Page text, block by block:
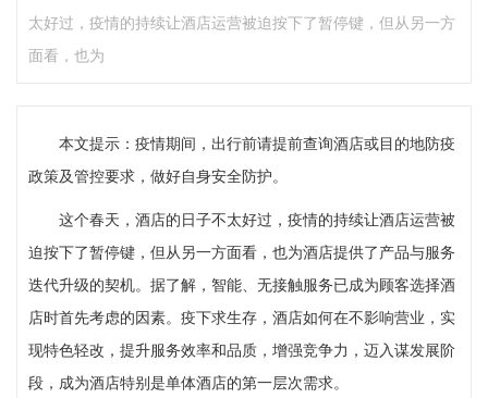
太好过，疫情的持续让酒店运营被迫按下了暂停键，但从另一方
面看，也为
本文提示：疫情期间，出行前请提前查询酒店或目的地防疫
政策及管控要求，做好自身安全防护。
这个春天，酒店的日子不太好过，疫情的持续让酒店运营被
迫按下了暂停键，但从另一方面看，也为酒店提供了产品与服务
迭代升级的契机。据了解，智能、无接触服务已成为顾客选择酒
店时首先考虑的因素。疫下求生存，酒店如何在不影响营业，实
现特色轻改，提升服务效率和品质，增强竞争力，迈入谋发展阶
段，成为酒店特别是单体酒店的第一层次需求。